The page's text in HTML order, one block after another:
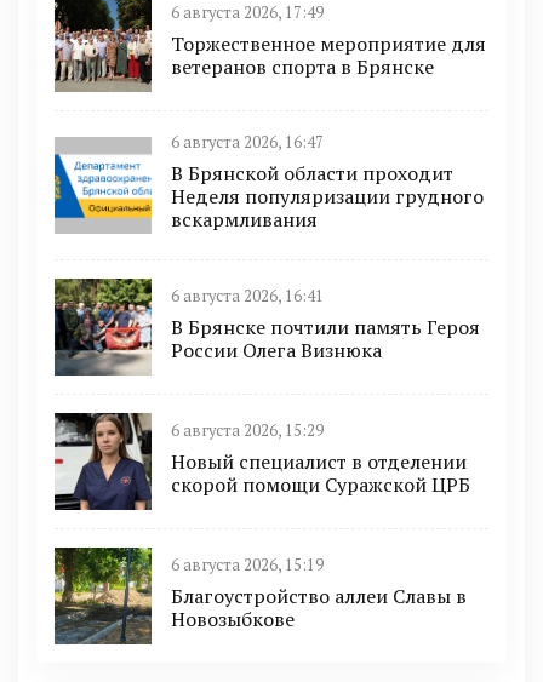
6 августа 2026, 17:49
Торжественное мероприятие для
ветеранов спорта в Брянске
6 августа 2026, 16:47
В Брянской области проходит
Неделя популяризации грудного
вскармливания
6 августа 2026, 16:41
В Брянске почтили память Героя
России Олега Визнюка
6 августа 2026, 15:29
Новый специалист в отделении
скорой помощи Суражской ЦРБ
6 августа 2026, 15:19
Благоустройство аллеи Славы в
Новозыбкове